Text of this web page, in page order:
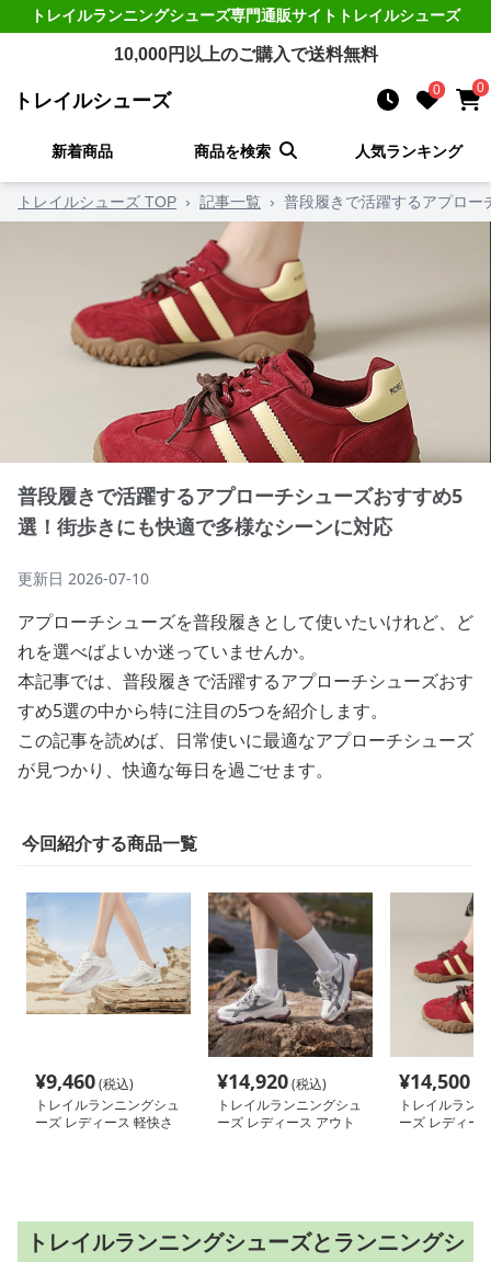
トレイルランニングシューズ専門通販サイト トレイルシューズ
10,000円以上のご購入で送料無料
トレイルシューズ 0 0
新着商品 商品を検索 人気ランキング
トレイルシューズ TOP › 記事一覧 › 普段履きで活躍するアプロー
普段履きで活躍するアプローチシューズおすすめ5
選！街歩きにも快適で多様なシーンに対応
更新日 2026-07-10
アプローチシューズを普段履きとして使いたいけれど、ど
れを選べばよいか迷っていませんか。
本記事では、普段履きで活躍するアプローチシューズおす
すめ5選の中から特に注目の5つを紹介します。
この記事を読めば、日常使いに最適なアプローチシューズ
が見つかり、快適な毎日を過ごせます。
今回紹介する商品一覧
¥9,460(税込)
トレイルランニングシュ
ーズ レディース 軽快さ
¥14,920(税込)
トレイルランニングシュ
ーズ レディース アウト
¥14,500
トレイルラン
ーズ レディー
トレイルランニングシューズとランニングシ